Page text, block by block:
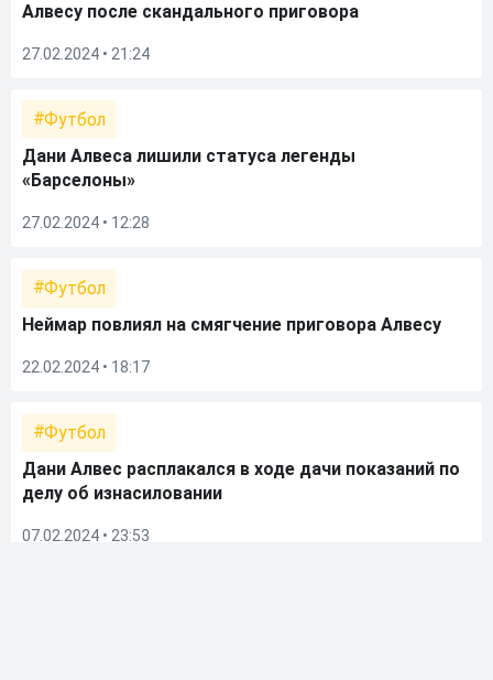
Алвесу после скандального приговора
27.02.2024 • 21:24
Футбол
Дани Алвеса лишили статуса легенды
«Барселоны»
27.02.2024 • 12:28
Футбол
Неймар повлиял на смягчение приговора Алвесу
22.02.2024 • 18:17
Футбол
Дани Алвес расплакался в ходе дачи показаний по
делу об изнасиловании
07.02.2024 • 23:53